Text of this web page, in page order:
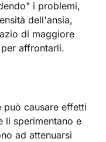
i problemi,
dell'ansia,
di maggiore
per affrontarli.
causare effetti
li sperimentano e
ad attenuarsi